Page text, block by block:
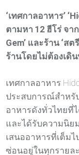
‘เทศกาลอาหาร’
ตามหา 12 ฮีโร่ จา
Gem’ และร้าน ‘ส
ร้านโดยไม่ต้องเดิ
เทศกาลอาหาร
ประสบการณ์สำหรั
อาหารดังทั่วไทยที่
และได้รับความนิย
เสนออาหารที่เต็ม
ซ่อนอยู่ในทุกรายล